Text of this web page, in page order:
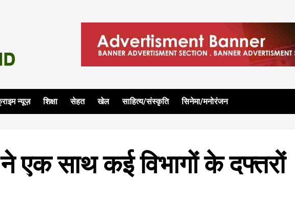
न्यूज़ शिक्षा सेहत खेल साहित्य/संस्कृति सिनेमा/मनोरंजन
ने एक साथ कई विभागों के दफ्तरों